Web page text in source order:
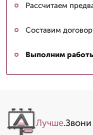
Рассчитаем
Составим договор
Выполним
Лучше.Звони